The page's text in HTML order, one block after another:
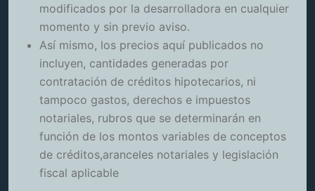
modificados por la desarrolladora en cualquier
momento y sin previo aviso.
Así mismo, los precios aquí publicados no
incluyen, cantidades generadas por
contratación de créditos hipotecarios, ni
tampoco gastos, derechos e impuestos
notariales, rubros que se determinarán en
función de los montos variables de conceptos
de créditos,aranceles notariales y legislación
fiscal aplicable